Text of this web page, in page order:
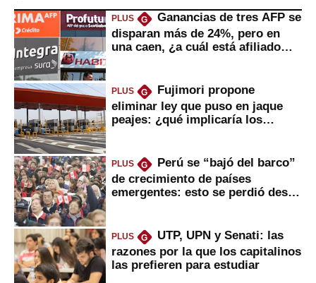
PLUS G
Ganancias de tres AFP se
disparan más de 24%, pero en
una caen, ¿a cuál está afiliado
PLUS G
Fujimori propone
eliminar ley que puso en jaque
peajes: ¿qué implicaría los
PLUS G
Perú se “bajó del barco”
de crecimiento de países
emergentes: esto se perdió desde
PLUS G
UTP, UPN y Senati: las
razones por la que los capitalinos
las prefieren para estudiar